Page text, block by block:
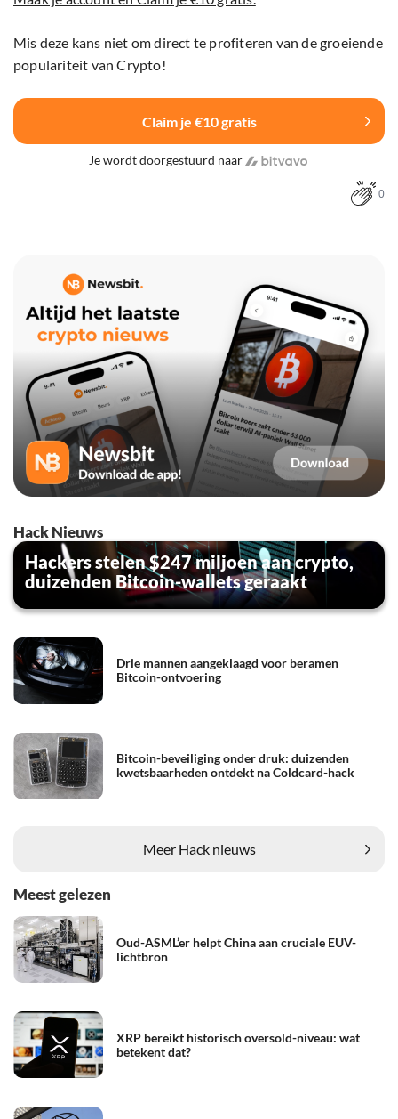
Mis deze kans niet om direct te profiteren van de groeiende
populariteit van Crypto!
Claim je €10 gratis
Je wordt doorgestuurd naar
0
Hack Nieuws
Hackers stelen $247 miljoen aan crypto,
duizenden Bitcoin-wallets geraakt
Drie mannen aangeklaagd voor beramen
Bitcoin-ontvoering
Bitcoin-beveiliging onder druk: duizenden
kwetsbaarheden ontdekt na Coldcard-hack
Meer Hack nieuws
Meest gelezen
Oud-ASML’er helpt China aan cruciale EUV-
lichtbron
XRP bereikt historisch oversold-niveau: wat
betekent dat?